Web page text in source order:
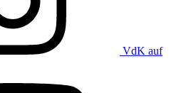
VdK auf